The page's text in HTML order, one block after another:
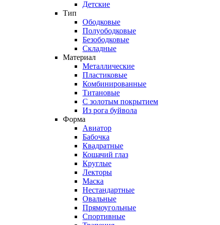
Детские
Тип
Ободковые
Полуободковые
Безободковые
Складные
Материал
Металлические
Пластиковые
Комбинированные
Титановые
С золотым покрытием
Из рога буйвола
Форма
Авиатор
Бабочка
Квадратные
Кошачий глаз
Круглые
Лекторы
Маска
Нестандартные
Овальные
Прямоугольные
Спортивные